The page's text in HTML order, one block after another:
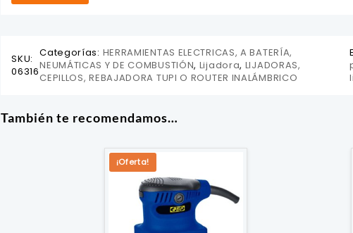
SKU:
06316
Categorías: HERRAMIENTAS ELECTRICAS, A BATERÍA,
NEUMÁTICAS Y DE COMBUSTIÓN, Lijadora, LIJADORAS,
CEPILLOS, REBAJADORA TUPI O ROUTER INALÁMBRICO
También te recomendamos…
¡Oferta!